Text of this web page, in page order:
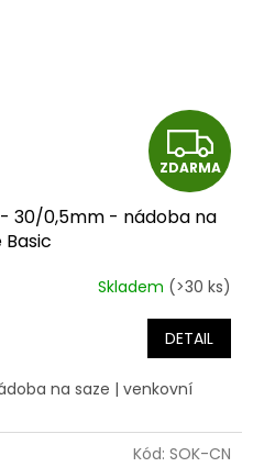
Z
D
A
R
M
A
ZDARMA
30/0,5mm - nádoba na
Basic
Skladem (>30 ks)
DETAIL
na saze | venkovní
Kód: SOK-CN